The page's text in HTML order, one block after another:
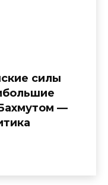
силы
—